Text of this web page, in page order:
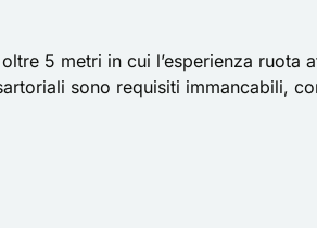
5 metri in cui l’esperienza ruota
sono requisiti immancabili,